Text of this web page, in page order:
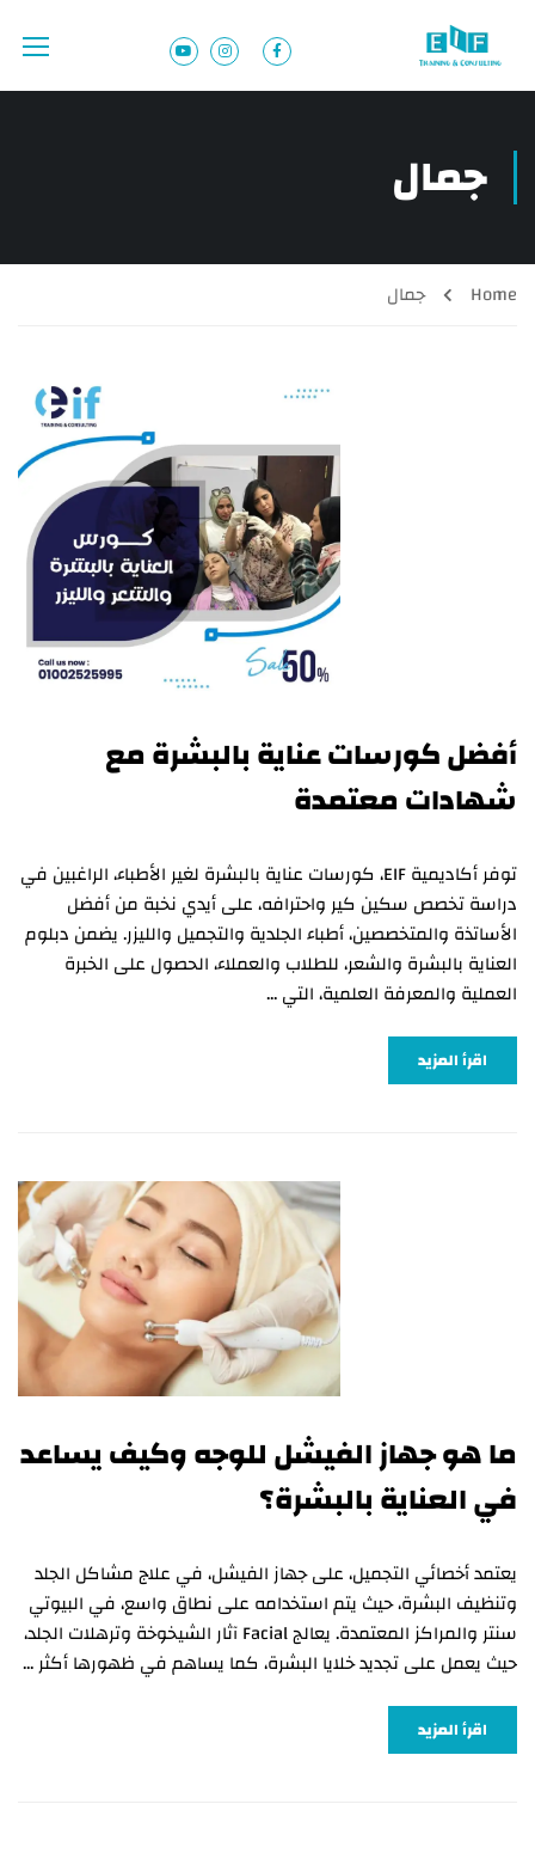
جمال
Home جمال
أفضل كورسات عناية بالبشرة مع
شهادات معتمدة
توفر أكاديمية EIF، كورسات عناية بالبشرة لغير الأطباء، الراغبين في
دراسة تخصص سكين كير واحترافه، على أيدي نخبة من أفضل
الأساتذة والمتخصصين، أطباء الجلدية والتجميل والليزر. يضمن دبلوم
العناية بالبشرة والشعر، للطلاب والعملاء، الحصول على الخبرة
العملية والمعرفة العلمية، التي …
اقرأ المزيد
ما هو جهاز الفيشل للوجه وكيف يساعد
في العناية بالبشرة؟
يعتمد أخصائي التجميل، على جهاز الفيشل، في علاج مشاكل الجلد
وتنظيف البشرة، حيث يتم استخدامه على نطاق واسع، في البيوتي
سنتر والمراكز المعتمدة. يعالج Facial آثار الشيخوخة وترهلات الجلد،
حيث يعمل على تجديد خلايا البشرة، كما يساهم في ظهورها أكثر …
اقرأ المزيد